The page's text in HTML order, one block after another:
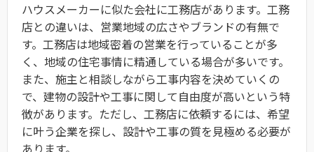
ハウスメーカーに似た会社に工務店があります。工務
店との違いは、営業地域の広さやブランドの有無で
す。工務店は地域密着の営業を行っていることが多
く、地域の住宅事情に精通している場合が多いです。
また、施主と相談しながら工事内容を決めていくの
で、建物の設計や工事に関して自由度が高いという特
徴があります。ただし、工務店に依頼するには、希望
に叶う企業を探し、設計や工事の質を見極める必要が
あります。